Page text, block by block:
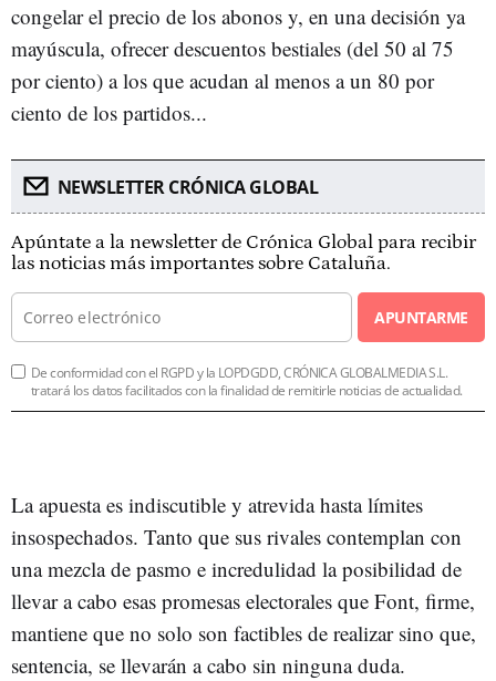
congelar el precio de los abonos y, en una decisión ya
mayúscula, ofrecer descuentos bestiales (del 50 al 75
por ciento) a los que acudan al menos a un 80 por
ciento de los partidos...
NEWSLETTER CRÓNICA GLOBAL
Apúntate a la newsletter de Crónica Global para recibir
las noticias más importantes sobre Cataluña.
APUNTARME
De conformidad con el RGPD y la LOPDGDD, CRÓNICA GLOBALMEDIA S.L.
tratará los datos facilitados con la finalidad de remitirle noticias de actualidad.
La apuesta es indiscutible y atrevida hasta límites
insospechados. Tanto que sus rivales contemplan con
una mezcla de pasmo e incredulidad la posibilidad de
llevar a cabo esas promesas electorales que Font, firme,
mantiene que no solo son factibles de realizar sino que,
sentencia, se llevarán a cabo sin ninguna duda.